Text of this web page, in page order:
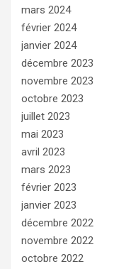
mars 2024
février 2024
janvier 2024
décembre 2023
novembre 2023
octobre 2023
juillet 2023
mai 2023
avril 2023
mars 2023
février 2023
janvier 2023
décembre 2022
novembre 2022
octobre 2022